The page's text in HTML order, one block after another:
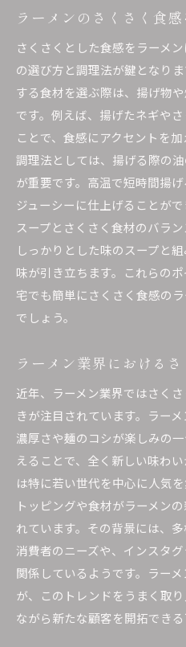
ラーメンの食感を
家庭で簡単にできる
ラーメンに新たな
ラーメンのさくさく食
食卓に革命を起こす
さくさくラーメン
家庭で楽しむさく
さくさくラーメンが
ラーメンのさくさ
さくさくラーメンが
影響
ラーメンのさくさく食
さくさくとした食感をラーメ
の選び方と調理法が鍵となり
する食材を選ぶ際は、揚げ物
です。例えば、揚げたネギや
ことで、食感にアクセントを
調理法としては、揚げる際の
が重要です。高温で短時間揚
ジューシーに仕上げることが
スープとさくさく食材のバラ
しっかりとした味のスープと
味が引き立ちます。これらの
宅でも簡単にさくさく食感の
でしょう。
ラーメン業界における
近年、ラーメン業界ではさく
きが注目されています。ラー
濃厚さや麺のコシが楽しみの
えることで、全く新しい味わ
は特に若い世代を中心に人気
トッピングや食材がラーメン
れています。その背景には、
消費者のニーズや、インスタ
関係しているようです。ラー
が、このトレンドをうまく取
ながら新たな顧客を開拓できる